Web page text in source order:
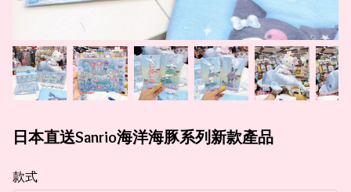
日本直送Sanrio海洋海豚系列新款產品
款式